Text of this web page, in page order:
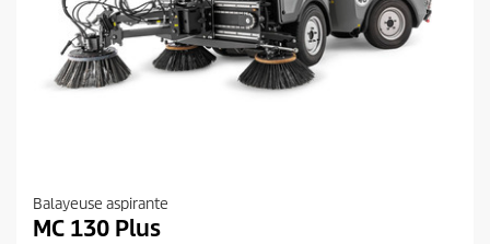
Balayeuse aspirante
MC 130 Plus